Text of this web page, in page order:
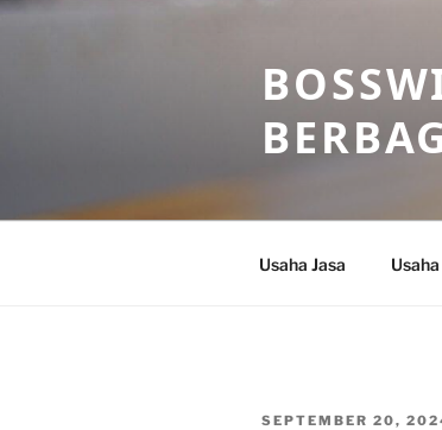
Skip
Usaha Jasa
POSTED
SEPTEMBER 20,